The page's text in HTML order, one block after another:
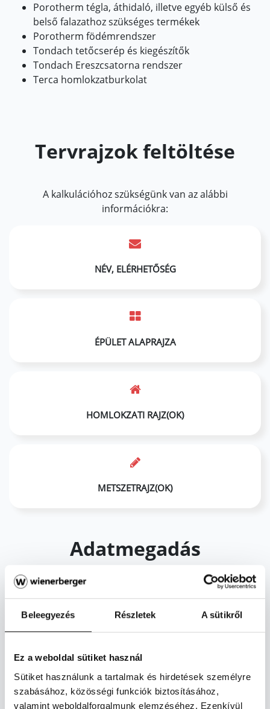
Beleegyezés Részletek A sütikről
Ez a weboldal sütiket használ
Sütiket használunk a tartalmak és hirdetések személyre
szabásához, közösségi funkciók biztosításához,
valamint weboldalforgalmunk elemzéséhez. Ezenkívül
Porotherm tégla, áthidaló, illetve egyéb külső és
belső falazathoz szükséges termékek
Porotherm födémrendszer
Tondach tetőcserép és kiegészítők
Tondach Ereszcsatorna rendszer
Terca homlokzatburkolat
Tervrajzok feltöltése
A kalkulációhoz szükségünk van az alábbi
információkra:
NÉV, ELÉRHETŐSÉG
ÉPÜLET ALAPRAJZA
HOMLOKZATI RAJZ(OK)
METSZETRAJZ(OK)
Adatmegadás
Foglalkozás (Adatfeltöltést végző személy)*
Keresztnév*